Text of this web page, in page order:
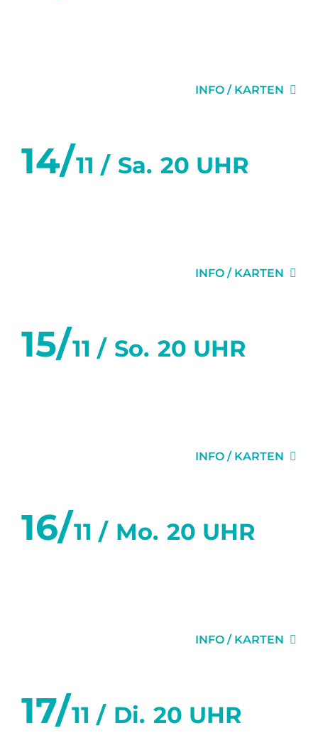
INFO / KARTEN
14/11 / Sa. 20 UHR
INFO / KARTEN
15/11 / So. 20 UHR
INFO / KARTEN
16/11 / Mo. 20 UHR
INFO / KARTEN
17/11 / Di. 20 UHR